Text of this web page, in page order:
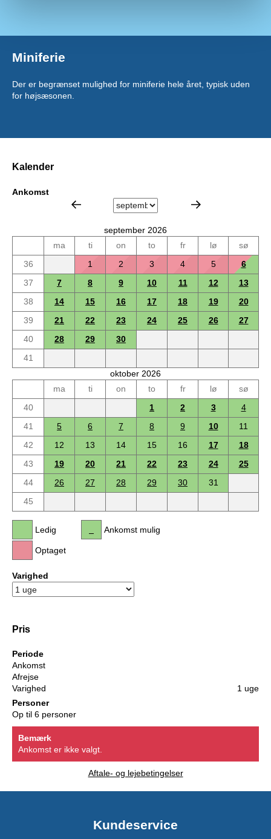
Miniferie
Der er begrænset mulighed for miniferie hele året, typisk uden
for højsæsonen.
Kalender
Ankomst
september 2026
ma
ti on to fr lø
sø
36
1 2 3 4 5
6
37
7 8 9 10 11 12
13
38
14 15 16 17 18 19
20
39
21 22 23 24 25 26
27
40
28 29
30
41
oktober 2026
ma
ti on to fr lø
sø
40
1 2 3
4
41
5 6 7 8 9 10
11
42
12 13 14 15 16 17
18
43
19 20 21 22 23 24
25
44
26 27 28 29 30
31
45
Ledig
Optaget
Ankomst mulig
Varighed
Pris
Periode
Ankomst
Afrejse
Varighed
1 uge
Personer
Op til 6 personer
Bemærk
Ankomst er ikke valgt.
Aftale- og lejebetingelser
Kundeservice